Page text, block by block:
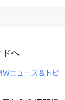
へ
Ｗニュース＆トピ